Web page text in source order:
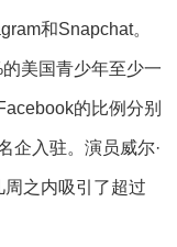
和Snapchat。
美国青少年至少一
的比例分别
企入驻。演员威尔·
之内吸引了超过